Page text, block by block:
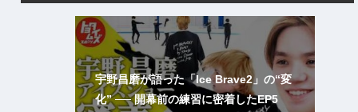
宇野昌磨が語った「Ice Brave2」の“変
化” ── 開幕前の練習に密着したEP5